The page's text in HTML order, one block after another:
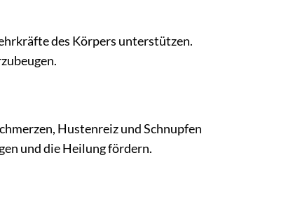
des Körpers unterstützen.
Hustenreiz und Schnupfen
und die Heilung fördern.